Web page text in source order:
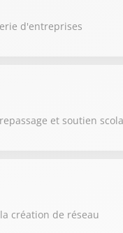
d'entreprises
et soutien
création de réseau